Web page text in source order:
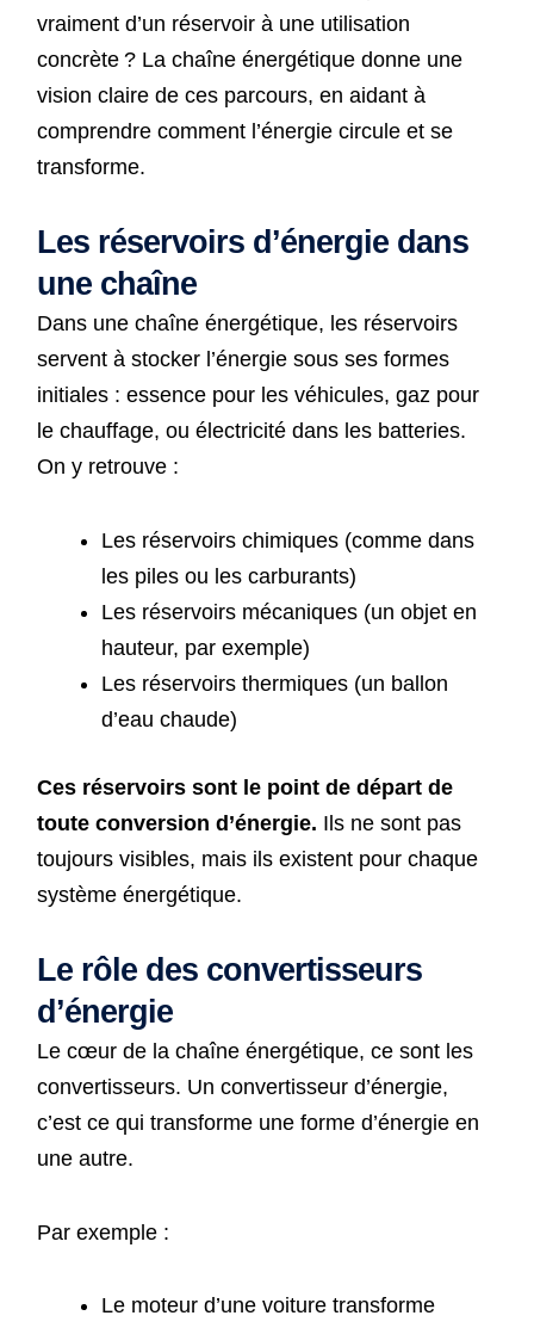
vraiment d’un réservoir à une utilisation
concrète ? La chaîne énergétique donne une
vision claire de ces parcours, en aidant à
comprendre comment l’énergie circule et se
transforme.
Les réservoirs d’énergie dans
une chaîne
Dans une chaîne énergétique, les réservoirs
servent à stocker l’énergie sous ses formes
initiales : essence pour les véhicules, gaz pour
le chauffage, ou électricité dans les batteries.
On y retrouve :
Les réservoirs chimiques (comme dans
les piles ou les carburants)
Les réservoirs mécaniques (un objet en
hauteur, par exemple)
Les réservoirs thermiques (un ballon
d’eau chaude)
Ces réservoirs sont le point de départ de
toute conversion d’énergie. Ils ne sont pas
toujours visibles, mais ils existent pour chaque
système énergétique.
Le rôle des convertisseurs
d’énergie
Le cœur de la chaîne énergétique, ce sont les
convertisseurs. Un convertisseur d’énergie,
c’est ce qui transforme une forme d’énergie en
une autre.
Par exemple :
Le moteur d’une voiture transforme